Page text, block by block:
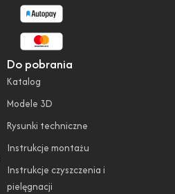
Do pobrania
Katalog
Modele 3D
Rysunki techniczne
Instrukcje montażu
Instrukcje czyszczenia i
pielęgnacji